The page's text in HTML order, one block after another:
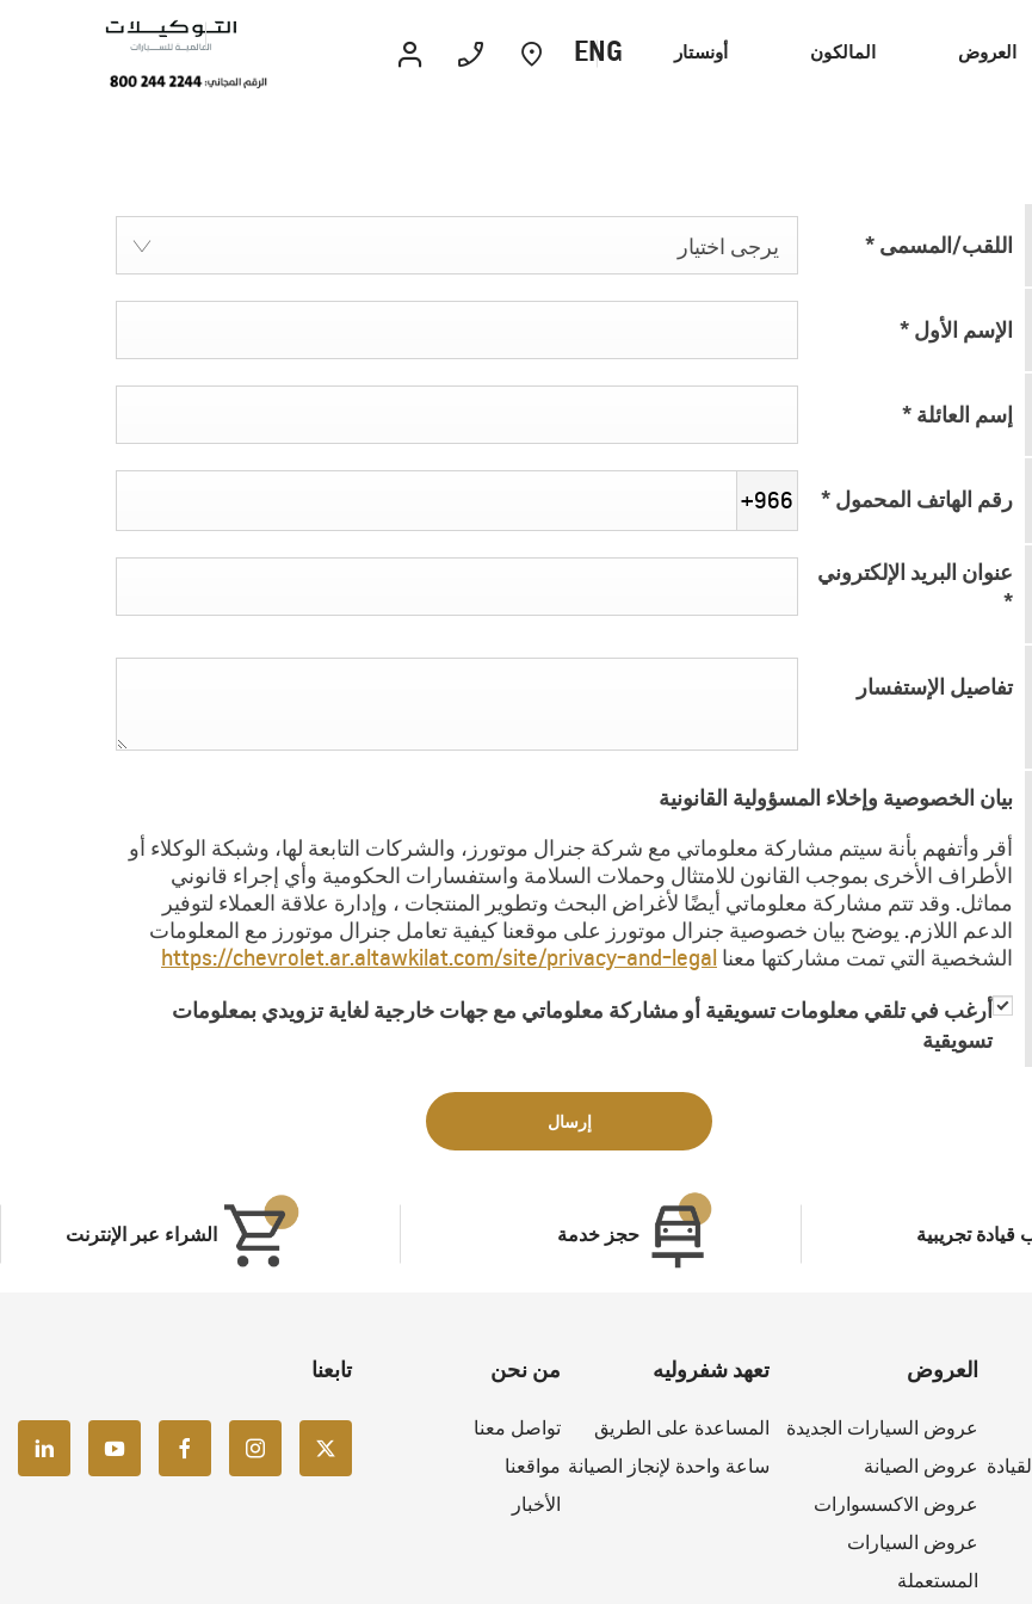
ENG العروض المالكون أونستار
EXPERIENCE CHEVROLET TITLE
velit, nec auctor nulla. Sed arcu lacus,
ullamcorper eget purus sed.
Find Out More
اللقب/المسمى * يرجى اختيار
الإسم الأول *
إسم العائلة *
رقم الهاتف المحمول *
+966
عنوان البريد الإلكتروني
*
تفاصيل الإستفسار
بيان الخصوصية وإخلاء المسؤولية القانونية
أقر وأتفهم بأنة سيتم مشاركة معلوماتي مع شركة جنرال موتورز، والشركات التابعة لها، وشبكة الوكلاء أو
الأطراف الأخرى بموجب القانون للامتثال وحملات السلامة واستفسارات الحكومية وأي إجراء قانوني
مماثل. وقد تتم مشاركة معلوماتي أيضًا لأغراض البحث وتطوير المنتجات ، وإدارة علاقة العملاء لتوفير
الدعم اللازم. يوضح بيان خصوصية جنرال موتورز على موقعنا كيفية تعامل جنرال موتورز مع المعلومات
الشخصية التي تمت مشاركتها معنا https://chevrolet.ar.altawkilat.com/site/privacy-and-legal
أرغب في تلقي معلومات تسويقية أو مشاركة معلوماتي مع جهات خارجية لغاية تزويدي بمعلومات
تسويقية
إرسال
تجريبية حجز خدمة الشراء عبر الإنترنت
العروض
عروض السيارات الجديدة
عروض الصيانة
عروض الاكسسوارات
عروض السيارات
المستعملة
تعهد شفروليه
المساعدة على الطريق
ساعة واحدة لإنجاز الصيانة
من نحن
تواصل معنا
مواقعنا
الأخبار
تابعنا